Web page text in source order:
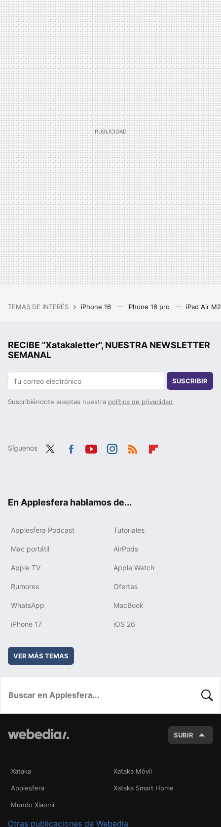
TEMAS DE INTERÉS iPhone 16 iPhone 16 pro iPad Air
RECIBE "Xatakaletter", NUESTRA NEWSLETTER
SEMANAL
SUSCRIBIR
Suscribiéndote aceptas nuestra política de privacidad
Síguenos
En Applesfera hablamos de...
Applesfera Podcast Tutoriales
Mac portátil AirPods
Apple TV Apple Watch
Rumores Ofertas
WhatsApp MacBook
iPhone 17 iOS 26
VER MÁS TEMAS
SUBIR
Xataka Xataka Móvil
Applesfera Xataka Smart Home
Mundo Xiaomi
Otras publicaciones de Webedia